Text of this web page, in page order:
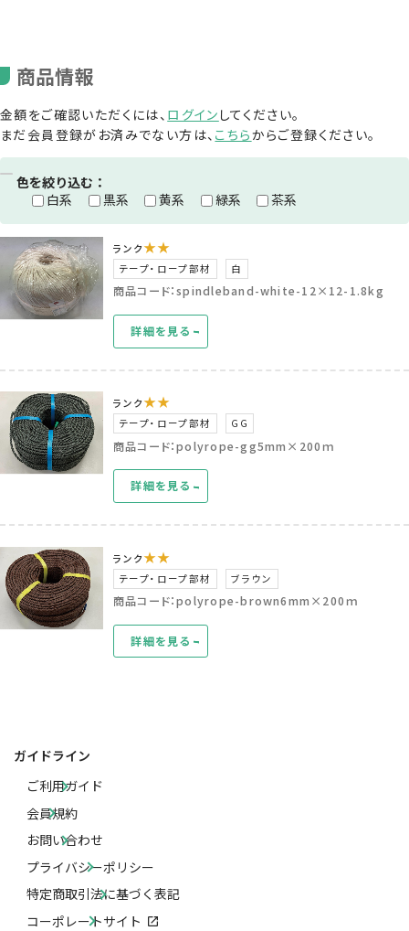
商品情報
金額をご確認いただくには、 ログイン してください。
まだ会員登録がお済みでない方は、 こちらからご登録ください。
色を絞り込む：
白系
黒系 黄系 緑系 茶系
ランク★★
テープ・ロープ部材 白
商品コード：spindleband-white-12×12-1.8kg
詳細を見る
ランク★★
テープ・ロープ部材 GG
商品コード：polyrope-gg5mm×200ｍ
詳細を見る
ランク★★
テープ・ロープ部材 ブラウン
商品コード：polyrope-brown6mm×200ｍ
詳細を見る
ガイドライン
ご利用ガイド
会員規約
お問い合わせ
プライバシーポリシー
特定商取引法に基づく表記
コーポレートサイト